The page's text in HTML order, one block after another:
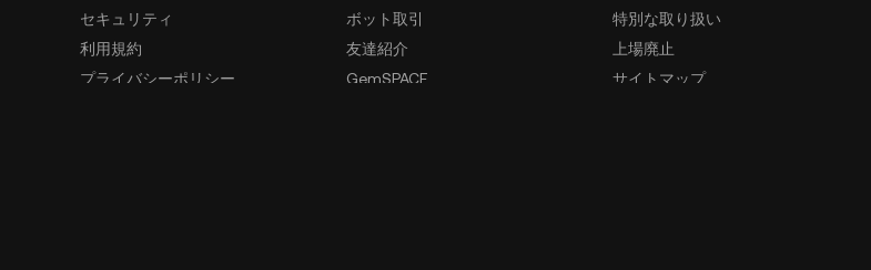
セキュリティ
利用規約
プライバシーポリシー
ボット取引
友達紹介
GemSPACE
特別な取り扱い
上場廃止
サイトマップ